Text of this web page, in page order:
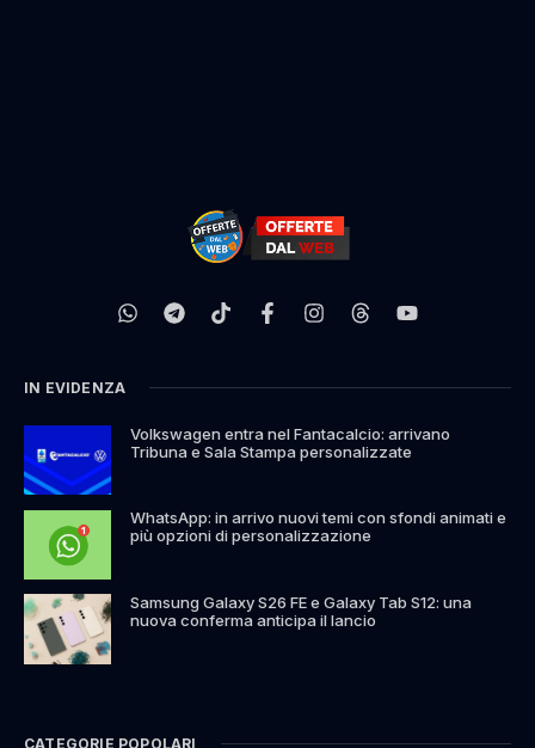
IN EVIDENZA
Volkswagen entra nel Fantacalcio: arrivano
Tribuna e Sala Stampa personalizzate
WhatsApp: in arrivo nuovi temi con sfondi animati e
più opzioni di personalizzazione
Samsung Galaxy S26 FE e Galaxy Tab S12: una
nuova conferma anticipa il lancio
CATEGORIE POPOLARI